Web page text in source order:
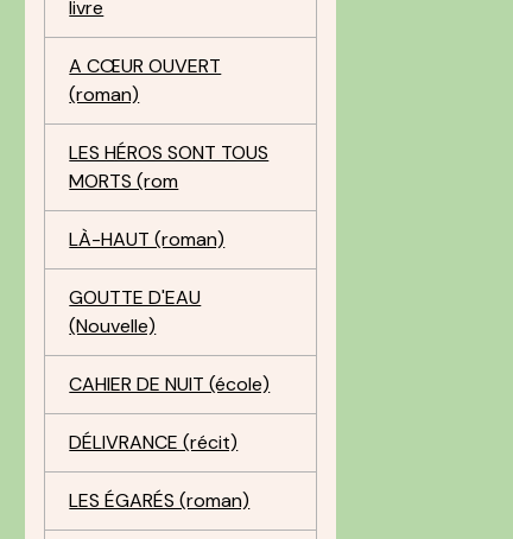
livre
A CŒUR OUVERT
(roman)
LES HÉROS SONT TOUS
MORTS (rom
LÀ-HAUT (roman)
GOUTTE D'EAU
(Nouvelle)
CAHIER DE NUIT (école)
DÉLIVRANCE (récit)
LES ÉGARÉS (roman)